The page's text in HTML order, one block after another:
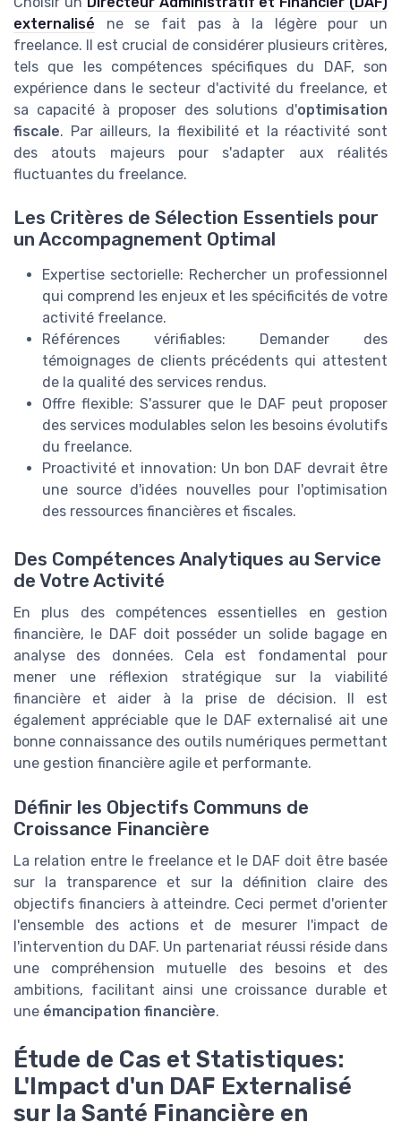
externalisé ne se fait pas à la légère pour un
freelance. Il est crucial de considérer plusieurs critères,
tels que les compétences spécifiques du DAF, son
expérience dans le secteur d'activité du freelance, et
sa capacité à proposer des solutions d'optimisation
fiscale. Par ailleurs, la flexibilité et la réactivité sont
des atouts majeurs pour s'adapter aux réalités
fluctuantes du freelance.
Les Critères de Sélection Essentiels pour
un Accompagnement Optimal
Expertise sectorielle: Rechercher un professionnel
qui comprend les enjeux et les spécificités de votre
activité freelance.
Références vérifiables: Demander des
témoignages de clients précédents qui attestent
de la qualité des services rendus.
Offre flexible: S'assurer que le DAF peut proposer
des services modulables selon les besoins évolutifs
du freelance.
Proactivité et innovation: Un bon DAF devrait être
une source d'idées nouvelles pour l'optimisation
des ressources financières et fiscales.
Des Compétences Analytiques au Service
de Votre Activité
En plus des compétences essentielles en gestion
financière, le DAF doit posséder un solide bagage en
analyse des données. Cela est fondamental pour
mener une réflexion stratégique sur la viabilité
financière et aider à la prise de décision. Il est
également appréciable que le DAF externalisé ait une
bonne connaissance des outils numériques permettant
une gestion financière agile et performante.
Définir les Objectifs Communs de
Croissance Financière
La relation entre le freelance et le DAF doit être basée
sur la transparence et sur la définition claire des
objectifs financiers à atteindre. Ceci permet d'orienter
l'ensemble des actions et de mesurer l'impact de
l'intervention du DAF. Un partenariat réussi réside dans
une compréhension mutuelle des besoins et des
ambitions, facilitant ainsi une croissance durable et
une émancipation financière.
Étude de Cas et Statistiques:
L'Impact d'un DAF Externalisé
sur la Santé Financière en